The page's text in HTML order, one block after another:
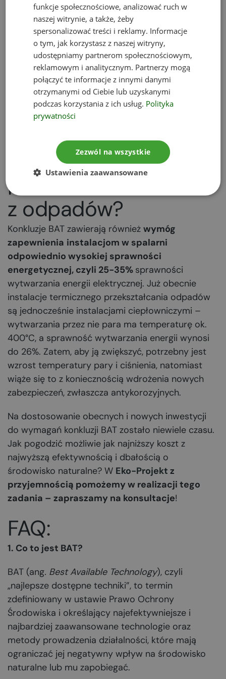
żużlu i popiołów paleniskowych. A to znów wiąże
się z koniecznością dostosowania systemu
monitoringu. W kwestii odpadów wtórnych –
i popiołów paleniskowych – określono też
dolną zawartość niedopalonych substancji
organicznych. Aby ją uzyskać, trzeba wprowadzić
proces dopalania odpadów, np. w piecu
obrotowym.
Co z odzyskiem
energii i
pozyskiwaniem paliwa
z odpadów?
Konkluzje BAT zawierają również wymóg
zapewnienia instalacjom w spalarni
odpowiednio wysokiej sprawności
energetycznej, czyli 25-35% sprawności
wytwarzania energii elektrycznej. Już obecnie
instalacje termicznego przekształcania odpadów
są jednocześnie instalacjami ciepłowniczymi –
wytwarzania przez nie para ma temperaturę ok.
400°C, a sprawność wytwarzania energii wynosi
do 26%. Zatem, aby ją zwiększyć, potrzebny jest
wzrost temperatury pary i ciśnienia, natomiast
wiąże się to z koniecznością wdrożenia nowych
zabezpieczeń, zwłaszcza antykorozyjnych.
Na dostosowanie obecnych i nowych inwestycji
do wymagań konkluzji BAT zostało niewiele czasu.
Jak pogodzić możliwie jak najniższy koszt z
najwyższą efektywnością i dbałością o
środowisko naturalne? W Eko-Projekt z
przyjemnością pomożemy w realizacji tego
zadania – zapraszamy na konsultacje!
FAQ:
1. Co to jest BAT?
BAT (ang. Best Available Technology), czyli
„najlepsze dostępne techniki”, to termin
zdefiniowany w ustawie Prawo Ochrony
Środowiska i określający najefektywniejsze i
najbardziej zaawansowane technologie oraz
metody prowadzenia działalności, które mają
ograniczać jej negatywny wpływ na środowisko
naturalne lub mu zapobiegać.
funkcje społecznościowe, analizować ruch w
naszej witrynie, a także, żeby
spersonalizować treści i reklamy. Informacje
o tym, jak korzystasz z naszej witryny,
udostępniamy partnerom społecznościowym,
reklamowym i analitycznym. Partnerzy mogą
połączyć te informacje z innymi danymi
otrzymanymi od Ciebie lub uzyskanymi
podczas korzystania z ich usług. Polityka
prywatności
Zezwól na wszystkie
Ustawienia zaawansowane